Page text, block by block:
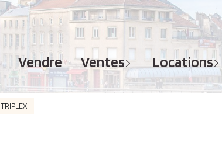
vendre ventes
MAISONS
APPARTEMENTS
TERRAINS
IMMEUBLES
GARAGES - PARKINGS
locations
APPARTEMENTS
TERRAINS
IMMEUBLES
GARAGES - PARKINGS
TRIPLEX